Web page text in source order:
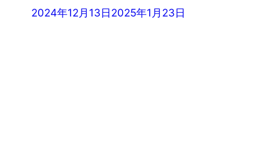
2024年12月13日 2025年1月23日